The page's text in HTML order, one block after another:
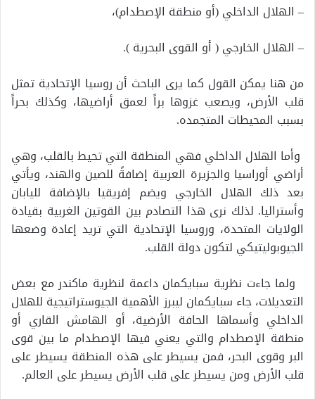
– الهلال الداخلي (أو منطقة الإصطدام)،
– الهلال الخارجي ( أو القوى البحرية ).
من هنا يمكن القول كما يرى الباحث أن روسيا الإتحادية تمثل
قلب الأرض، ويصعب غزوها براً لعمق أراضيها، وكذلك بحراً
بسبب المحيطات المتجمده.
وأما الهلال الداخلي فهي المنطقة التي تحيط بالقلب، وهي
أراضي أوراسيا والجزيرة العربية إضافةً للصين والهند، ويأتي
بعد ذلك الهلال الخارجي ويضم إفريقيا بالإضافة لليابان
وأستراليا. لذلك نرى هذا التصادم بين القوتين الغربية بقيادة
الولايات المتحدة، وروسيا الإتحادية التي تريد إعادة وضعها
الجيوبوليتيكي لتكون دولة القلب.
ولما جاءت نظرية سبايكمان داعمة لنظرية ماكندر مع بعض
التعديلات، جاء سبايكمان ليبرز الأهمية الجيوستراتيجية للهلال
الداخلي وأسماها الحافة الأرضية، أو الهامش القاري أو
منطقة الإصطدام والتي يعني فيها الإصطدام ما بين قوى
البر وقوى البحر، فمن يسيطر على هذه المنطقة يسيطر على
قلب الأرض ومن يسيطر على قلب الأرض يسيطر على العالم.